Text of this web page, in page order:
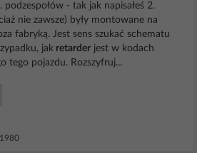
- tak jak napisałeś 2.
nie zawsze) były montowane na
fabryką. Jest sens szukać schematu
jak retarder jest w kodach
tego pojazdu. Rozszyfruj...